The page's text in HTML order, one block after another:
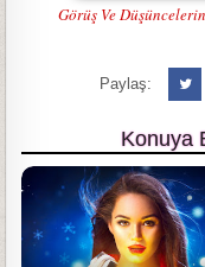
Görüş Ve
Paylaş:
Konuya